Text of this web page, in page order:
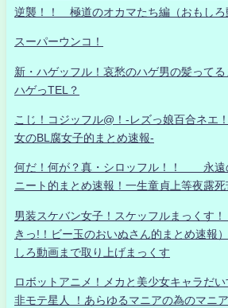
逆襲！！ 極道のオカマたち編（おもしろ
スーパーウンコ！
新・ハゲッフル！哀愁のハゲ男の髪ってる
ハゲっTEL？
こじ！コジッフル@！-レズっ娘百合ネエ
女のBL腐女子的まとめ速報-
何だ！何が？真・シロッフル！！ 永遠
ニート的まとめ速報！一生童貞上等夜露死
男装スケバン女子！スケッフルまっくす！
きっ!！ビー玉のおいぬさん的まとめ速報
しろ動画まで取り上げまっくす
ロボットアニメ！メカと美少女キャラだい
非モテ星人 ！あらゆるマニアの為のマニ